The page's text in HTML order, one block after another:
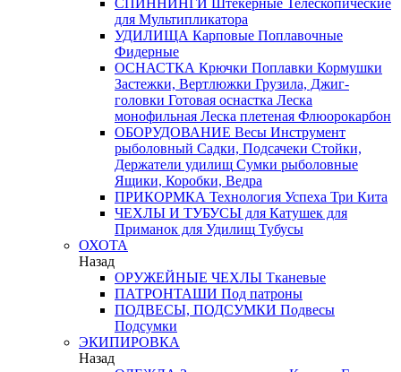
СПИННИНГИ Штекерные Телескопические
для Мультипликатора
УДИЛИЩА Карповые Поплавочные
Фидерные
ОСНАСТКА Крючки Поплавки Кормушки
Застежки, Вертлюжки Грузила, Джиг-
головки Готовая оснастка Леска
монофильная Леска плетеная Флюорокарбон
ОБОРУДОВАНИЕ Весы Инструмент
рыболовный Садки, Подсачеки Стойки,
Держатели удилищ Сумки рыболовные
Ящики, Коробки, Ведра
ПРИКОРМКА Технология Успеха Три Кита
ЧЕХЛЫ И ТУБУСЫ для Катушек для
Приманок для Удилищ Тубусы
ОХОТА
Назад
ОРУЖЕЙНЫЕ ЧЕХЛЫ Тканевые
ПАТРОНТАШИ Под патроны
ПОДВЕСЫ, ПОДСУМКИ Подвесы
Подсумки
ЭКИПИРОВКА
Назад